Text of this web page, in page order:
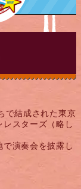
で結成された東京
スターズ（略し
演奏会を披露し